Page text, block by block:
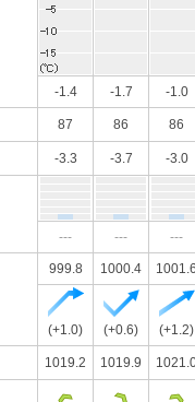
-1.4 -1.7 -1.0
87 86 86
-3.3 -3.7 -3.0
--- --- ---
999.8 1000.4
(+1.0) (+0.6) (+1.2)
1019.2 1019.9